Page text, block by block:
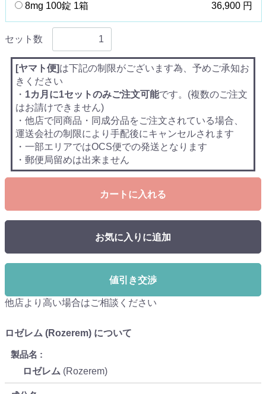
8mg 100錠 1箱 36,900 円
セット数
[ヤマト便]は下記の制限がございます為、予めご承知お
きください
・ 1カ月に1セットのみご注文可能です。(複数のご注文
はお請けできません)
・他店で同商品・同成分品をご注文されている場合、
運送会社の制限により手配後にキャンセルされます
・一部エリアではOCS便での発送となります
・郵便局留めは出来ません
カートに入れる
お気に入りに追加
値引き交渉
他店より高い場合はご相談ください
ロゼレム (Rozerem) について
製品名
ロゼレム (Rozerem)